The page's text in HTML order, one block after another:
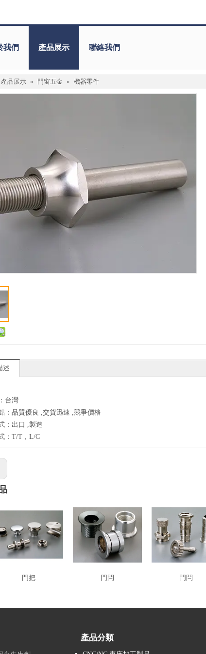
我們 產品展示 聯絡我們
產品展示 » 門窗五金 » 機器零件
述
台灣
：品質優良 ,交貨迅速 ,競爭價格
：出口 ,製造
：T/T，L/C
門把 門閂 門閂
產品分類